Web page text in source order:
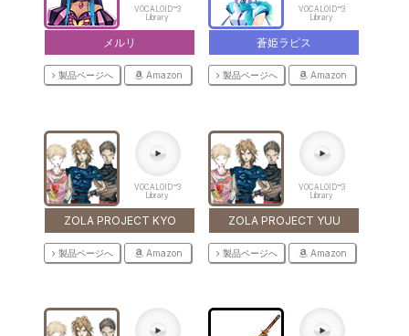
VOCALOID™3
Library
メルリ
製品ページへ Amazon
VOCALOID™3
Library
蒼姫ラピス
製品ページへ Amazon
VOCALOID™3
Library
ZOLA PROJECT KYO
製品ページへ Amazon
VOCALOID™3
Library
ZOLA PROJECT YUU
製品ページへ Amazon